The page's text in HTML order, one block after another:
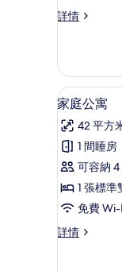
放
客
房
的
相
片
詳情
標
式
客
房
詳
情
載
入
所
有
家
庭
寓
4
家庭公寓
42 平方
1 間睡房
可容納
1 張標
免費 Wi-
詳情
家